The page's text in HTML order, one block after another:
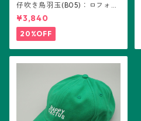
仔吹き烏羽玉(B05)：ロフォフ
ォラ属
¥3,840
20%OFF